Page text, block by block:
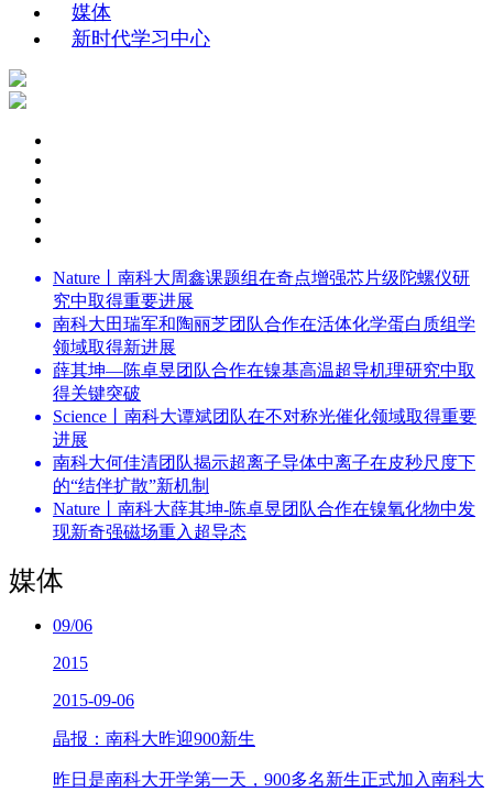
媒体
新时代学习中心
Nature丨南科大周鑫课题组在奇点增强芯片级陀螺仪研
究中取得重要进展
南科大田瑞军和陶丽芝团队合作在活体化学蛋白质组学
领域取得新进展
薛其坤—陈卓昱团队合作在镍基高温超导机理研究中取
得关键突破
Science丨南科大谭斌团队在不对称光催化领域取得重要
进展
南科大何佳清团队揭示超离子导体中离子在皮秒尺度下
的“结伴扩散”新机制
Nature丨南科大薛其坤-陈卓昱团队合作在镍氧化物中发
现新奇强磁场重入超导态
媒体
09/06
2015
2015-09-06
晶报：南科大昨迎900新生
昨日是南科大开学第一天，900多名新生正式加入南科大